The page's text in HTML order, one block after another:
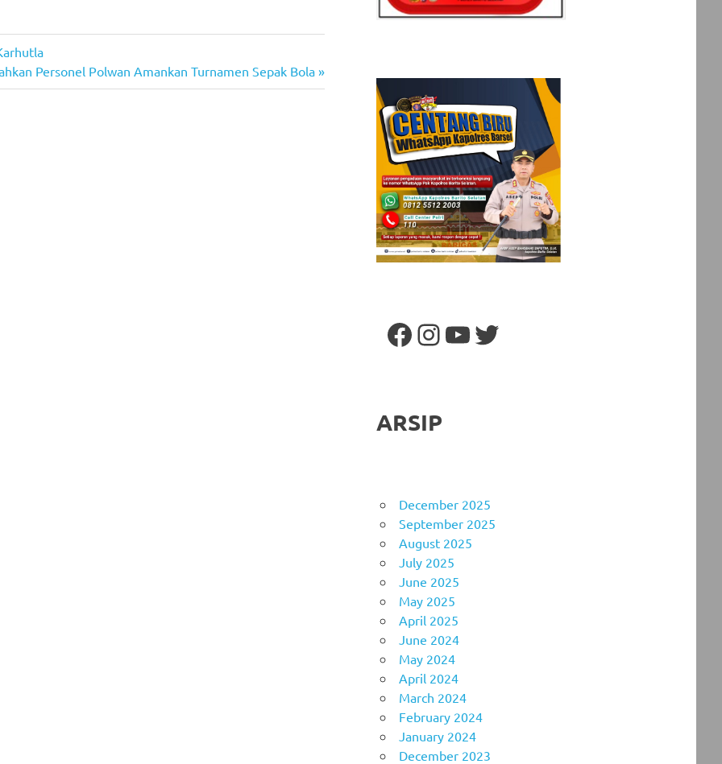
Personel Polwan Amankan Turnamen Sepak Bola
Facebook
Instagram
YouTube
Twitter
ARSIP
December 2025
September 2025
August 2025
July 2025
June 2025
May 2025
April 2025
June 2024
May 2024
April 2024
March 2024
February 2024
January 2024
December 2023